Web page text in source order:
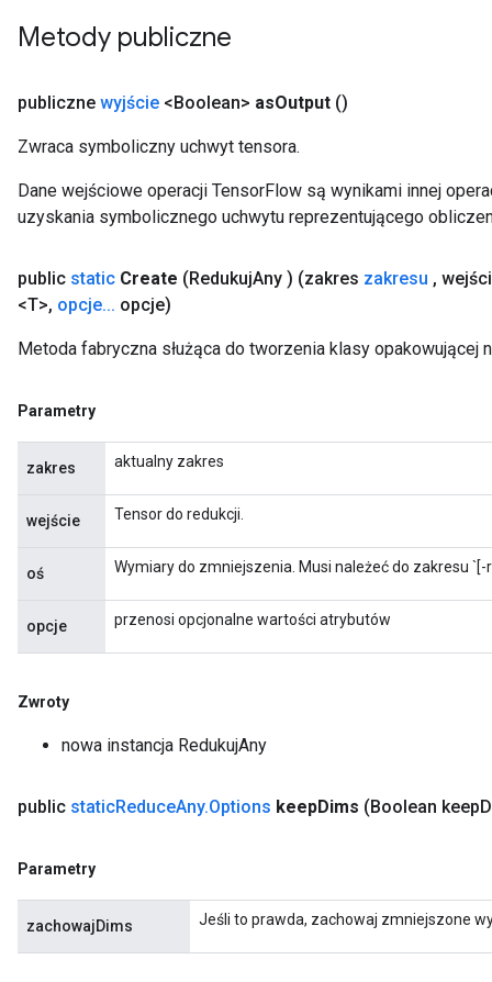
Metody publiczne
publiczne wyjście <Boolean> asOutput ()
Zwraca symboliczny uchwyt tensora.
Dane wejściowe operacji TensorFlow są wynikami innej
uzyskania symbolicznego uchwytu reprezentującego
public static Create (RedukujAny ) (zakres zakresu ,
<T>, opcje... opcje)
Metoda fabryczna służąca do tworzenia klasy opakowującej
Parametry
zakres aktualny zakres
wejście Tensor do redukcji.
oś Wymiary do zmniejszenia. Musi należeć do zakresu
opcje przenosi opcjonalne wartości atrybutów
Zwroty
nowa instancja RedukujAny
public staticReduceAny.Options keepDims (Boolean keep
Parametry
zachowajDims Jeśli to prawda, zachowaj zmniejszone